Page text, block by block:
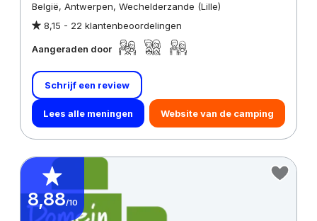
België, Antwerpen, Wechelderzande (Lille)
8,15 - 22 klantenbeoordelingen
Aangeraden door
Schrijf een review
Lees alle meningen Website van de camping
8,88/10